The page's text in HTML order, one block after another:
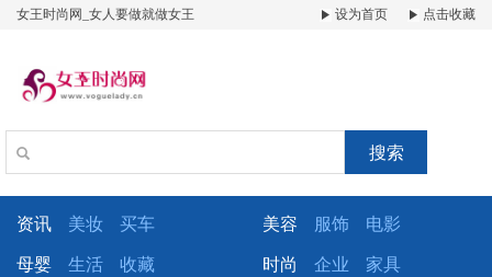
女王时尚网_女人要做就做女王 设为首页 点击收藏
搜索
资讯 美妆 买车 美容 服饰 电影
母婴 生活 收藏 时尚 企业 家具